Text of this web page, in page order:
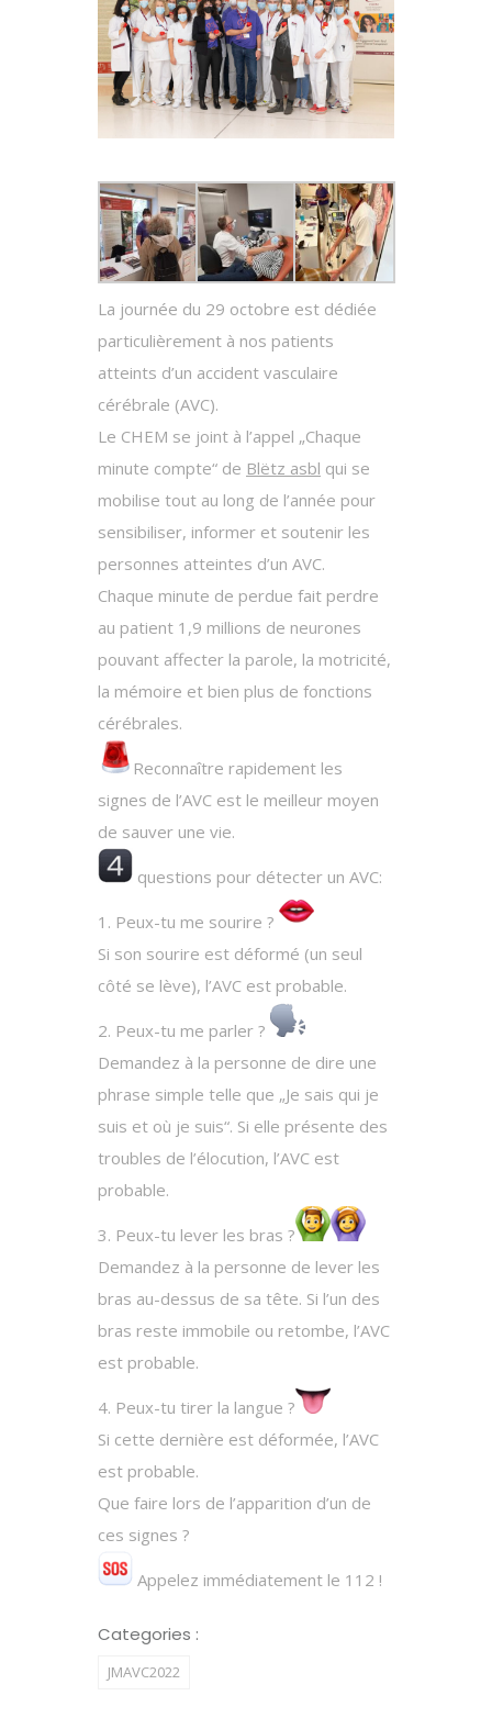
La journée du 29 octobre est dédiée
particulièrement à nos patients
atteints d’un accident vasculaire
cérébrale (AVC).
Le CHEM se joint à l’appel „Chaque
minute compte“ de Blëtz asbl qui se
mobilise tout au long de l’année pour
sensibiliser, informer et soutenir les
personnes atteintes d’un AVC.
Chaque minute de perdue fait perdre
au patient 1,9 millions de neurones
pouvant affecter la parole, la motricité,
la mémoire et bien plus de fonctions
cérébrales.
Reconnaître rapidement les
signes de l’AVC est le meilleur moyen
de sauver une vie.
questions pour détecter un AVC:
1. Peux-tu me sourire ?
Si son sourire est déformé (un seul
côté se lève), l’AVC est probable.
2. Peux-tu me parler ?
Demandez à la personne de dire une
phrase simple telle que „Je sais qui je
suis et où je suis“. Si elle présente des
troubles de l’élocution, l’AVC est
probable.
3. Peux-tu lever les bras ?
Demandez à la personne de lever les
bras au-dessus de sa tête. Si l’un des
bras reste immobile ou retombe, l’AVC
est probable.
4. Peux-tu tirer la langue ?
Si cette dernière est déformée, l’AVC
est probable.
Que faire lors de l’apparition d’un de
ces signes ?
Appelez immédiatement le 112 !
Categories :
JMAVC2022